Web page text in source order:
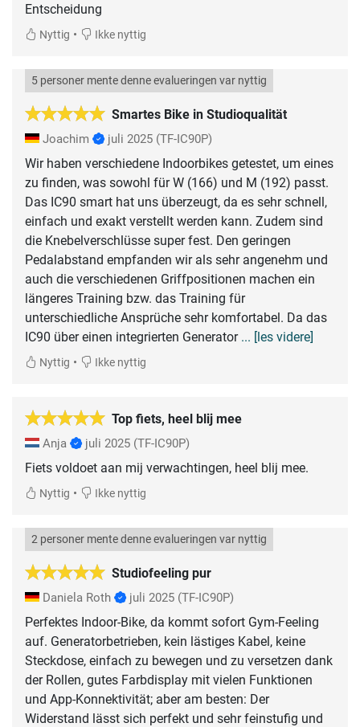
Entscheidung
Nyttig • Ikke nyttig
Smartes Bike in Studioqualität
5 personer mente denne evalueringen var nyttig
Joachim juli 2025 (TF-IC90P)
Wir haben verschiedene Indoorbikes getestet, um eines
zu finden, was sowohl für W (166) und M (192) passt.
Das IC90 smart hat uns überzeugt, da es sehr schnell,
einfach und exakt verstellt werden kann. Zudem sind
die Knebelverschlüsse super fest. Den geringen
Pedalabstand empfanden wir als sehr angenehm und
auch die verschiedenen Griffpositionen machen ein
längeres Training bzw. das Training für
unterschiedliche Ansprüche sehr komfortabel. Da das
IC90 über einen integrierten Generator ... [les videre]
Nyttig • Ikke nyttig
Top fiets, heel blij mee
Anja juli 2025 (TF-IC90P)
Fiets voldoet aan mij verwachtingen, heel blij mee.
Nyttig • Ikke nyttig
Studiofeeling pur
2 personer mente denne evalueringen var nyttig
Daniela Roth juli 2025 (TF-IC90P)
Perfektes Indoor-Bike, da kommt sofort Gym-Feeling
auf. Generatorbetrieben, kein lästiges Kabel, keine
Steckdose, einfach zu bewegen und zu versetzen dank
der Rollen, gutes Farbdisplay mit vielen Funktionen
und App-Konnektivität; aber am besten: Der
Widerstand lässt sich perfekt und sehr feinstufig und